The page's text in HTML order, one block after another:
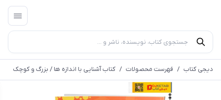
دیجی کتاب / فهرست محصولات / کتاب آشنایی با اندازه ها / بزرگ و کوچک